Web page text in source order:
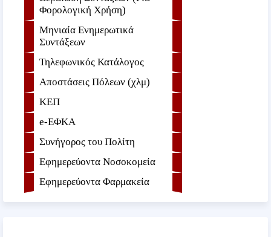
Φορολογική Χρήση)
Μηνιαία Ενημερωτικά
Συντάξεων
Τηλεφωνικός Κατάλογος
Αποστάσεις Πόλεων (χλμ)
ΚΕΠ
e-ΕΦKA
Συνήγορος του Πολίτη
Εφημερεύοντα Νοσοκομεία
Εφημερεύοντα Φαρμακεία